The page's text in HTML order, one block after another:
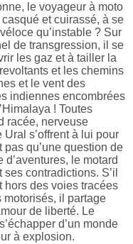
le voyageur à moto
et cuirassé, à se
qu’instable ? Sur
de transgression, il se
les gaz et à tailler la
et les chemins
et le vent des
indiennes encombrées
! Toutes
racée, nerveuse
s’offrent à lui pour
pas qu’une question de
le motard
contradictions. S’il
hors des voies tracées
motorisés, il partage
de liberté. Le
d’un monde
à explosion.